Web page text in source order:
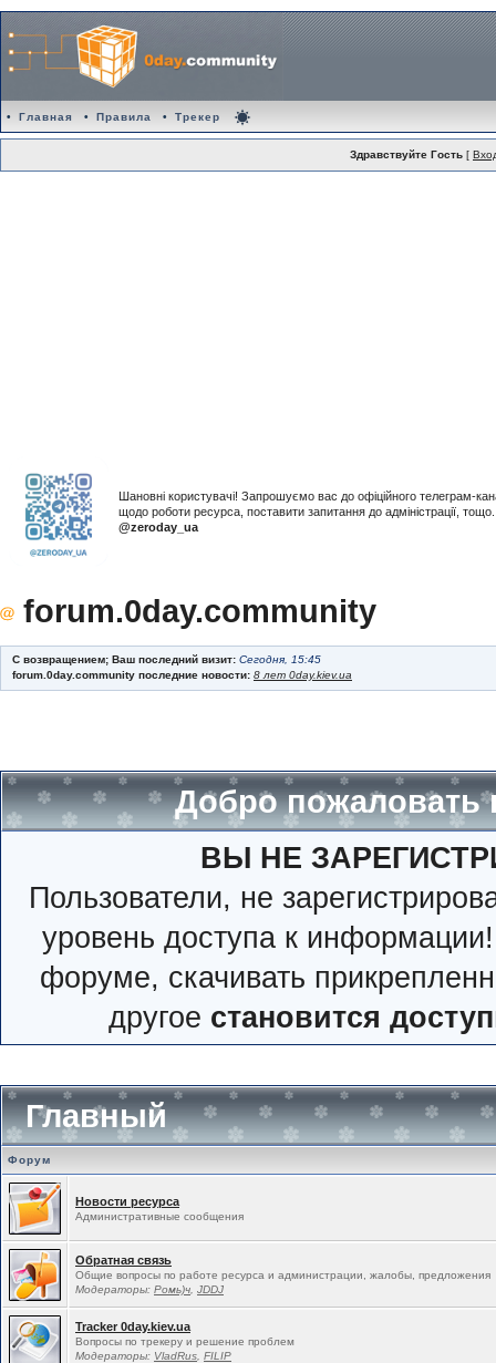
• Главная • Правила • Трекер
Здравствуйте Гость [
Шановні користувачі! Запрошуємо вас до офіційного телеграм-
щодо роботи ресурса, поставити запитання до адміністрації,
@zeroday_ua
forum.0day.community
С возвращением; Ваш последний визит: Сегодня, 15:45
forum.0day.community последние новости: 8 лет 0day.kiev.ua
Добро пожаловать
ВЫ НЕ
Пользователи, не
уровень доступа к
форуме, скачивать
другое становится
Главный
Форум
Новости ресурса
Административные сообщения
Обратная связь
Общие вопросы по работе ресурса и администрации, жалобы, предложения
Модераторы: Ромь)ч JDDJ
Tracker 0day.kiev.ua
Вопросы по трекеру и решение проблем
Модераторы: VladRus FILIP